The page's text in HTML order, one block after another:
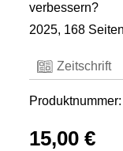
verbessern?
2025, 168 Seiten
Zeitschrift
15,00 €